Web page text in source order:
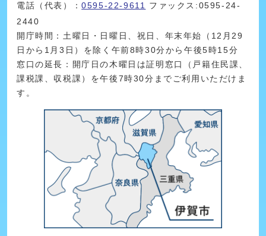
電話（代表）：0595-22-9611
ファックス:0595-24-
2440
開庁時間：土曜日・日曜日、祝日、年末年始（12月29
日から1月3日）を除く午前8時30分から午後5時15分
窓口の延長：開庁日の木曜日は証明窓口（戸籍住民課、
課税課、収税課）を午後7時30分までご利用いただけま
す。